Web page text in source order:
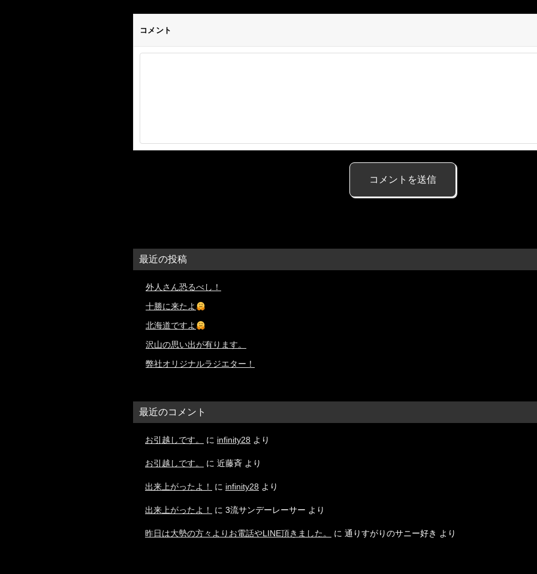
コメント
最近の投稿
外人さん恐るべし！
十勝に来たよ
北海道ですよ
沢山の思い出が有ります。
弊社オリジナルラジエター！
最近のコメント
お引越しです。 に infinity28 より
お引越しです。 に 近藤斉 より
出来上がったよ！ に infinity28 より
出来上がったよ！ に 3流サンデーレーサー より
昨日は大勢の方々よりお電話やLINE頂きました。 に 通りすがりのサニー好き より